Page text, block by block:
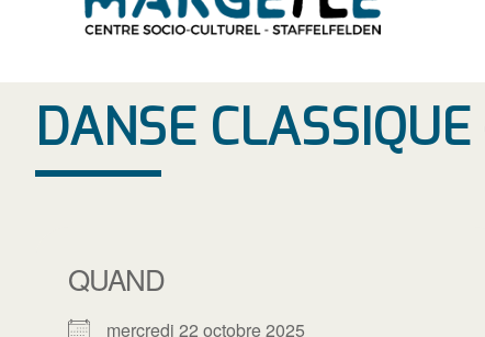
DANSE
QUAND
mercredi 22 octobre 2025